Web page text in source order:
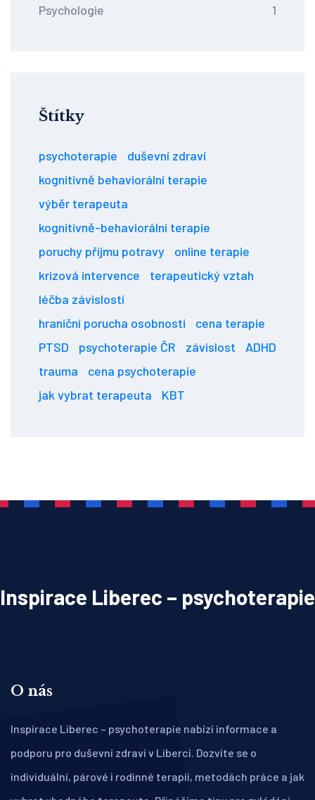
Psychologie 1
Štítky
psychoterapie
duševní zdraví
kognitivně behaviorální terapie
výběr terapeuta
kognitivně-behaviorální terapie
poruchy příjmu potravy
online terapie
krizová intervence
terapeutický vztah
léčba závislostí
hraniční porucha osobnosti
cena terapie
PTSD
psychoterapie ČR závislost
ADHD
trauma
cena psychoterapie
jak vybrat terapeuta
KBT
Inspirace Liberec – psychoterapie
O nás
Inspirace Liberec – psychoterapie nabízí informace a
podporu pro duševní zdraví v Liberci. Dozvíte se o
individuální, párové i rodinné terapii, metodách práce a jak